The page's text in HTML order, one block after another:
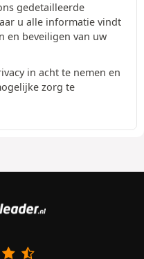
gedetailleerde
u alle informatie vindt
en beveiligen van uw
in acht te nemen en
zorg te